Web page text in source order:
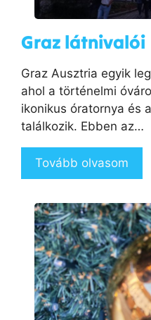
Graz látnivalói
Graz Ausztria egyik
ahol a történelmi
ikonikus óratornya és
találkozik. Ebben az…
Tovább olvasom